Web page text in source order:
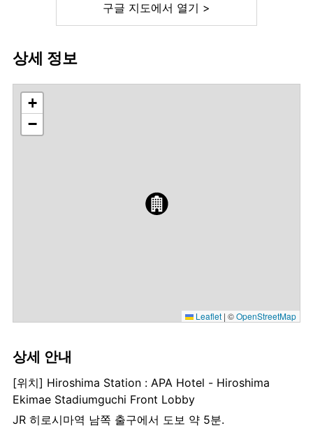
구글 지도에서 열기 >
상세 정보
+
−
Leaflet | ©OpenStreetMap
상세 안내
[위치] Hiroshima Station : APA Hotel - Hiroshima
Ekimae Stadiumguchi Front Lobby
JR 히로시마역 남쪽 출구에서 도보 약 5분.